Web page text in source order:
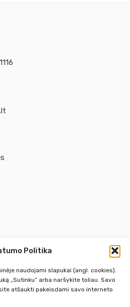
Politika
naudojami slapukai (angl. cookies).
„Sutinku“ arba naršykite toliau. Savo
atšaukti pakeisdami savo interneto